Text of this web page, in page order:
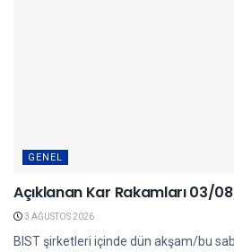
GENEL
Açıklanan Kar Rakamları 03/
3 AĞUSTOS 2026
BIST şirketleri içinde dün akşam/bu